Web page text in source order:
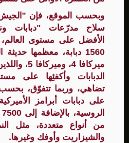
وبحسب الموقع، فإن
سلاح مدرّعات "دبابات
الأفضل على مستوى
1560 دبابة، معظمها
ميركافا 4،
الدبابات وأكفئِها على
تضاهي، وربما تتفوّق،
من أنواع متعددة، مثل
والشيزاريت وأوفك وغيرها.